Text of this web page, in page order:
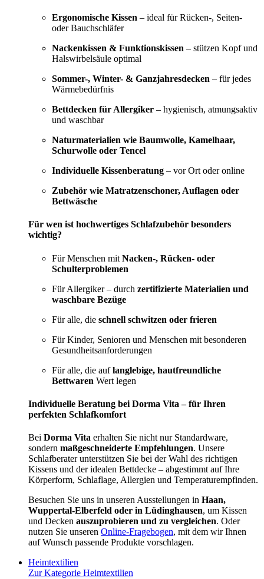
Ergonomische Kissen – ideal für Rücken-, Seiten-
oder Bauchschläfer
Nackenkissen & Funktionskissen – stützen Kopf und
Halswirbelsäule optimal
Sommer-, Winter- & Ganzjahresdecken – für jedes
Wärmebedürfnis
Bettdecken für Allergiker – hygienisch, atmungsaktiv
und waschbar
Naturmaterialien wie Baumwolle, Kamelhaar,
Schurwolle oder Tencel
Individuelle Kissenberatung – vor Ort oder online
Zubehör wie Matratzenschoner, Auflagen oder
Bettwäsche
Für wen ist hochwertiges Schlafzubehör besonders
wichtig?
Für Menschen mit Nacken-, Rücken- oder
Schulterproblemen
Für Allergiker – durch zertifizierte Materialien und
waschbare Bezüge
Für alle, die schnell schwitzen oder frieren
Für Kinder, Senioren und Menschen mit besonderen
Gesundheitsanforderungen
Für alle, die auflanglebige, hautfreundliche
Bettwaren Wert legen
Individuelle Beratung bei Dorma Vita – für Ihren
perfekten Schlafkomfort
Bei Dorma Vita erhalten Sie nicht nur Standardware,
sondern maßgeschneiderte Empfehlungen. Unsere
Schlafberater unterstützen Sie bei der Wahl des richtigen
Kissens und der idealen Bettdecke – abgestimmt auf Ihre
Körperform, Schlaflage, Allergien und Temperaturempfinden.
Besuchen Sie uns in unseren Ausstellungen in Haan,
Wuppertal-Elberfeld oder in Lüdinghausen, um Kissen
und Decken auszuprobieren und zu vergleichen. Oder
nutzen Sie unseren Online-Fragebogen, mit dem wir Ihnen
auf Wunsch passende Produkte vorschlagen.
Heimtextilien
Zur Kategorie Heimtextilien